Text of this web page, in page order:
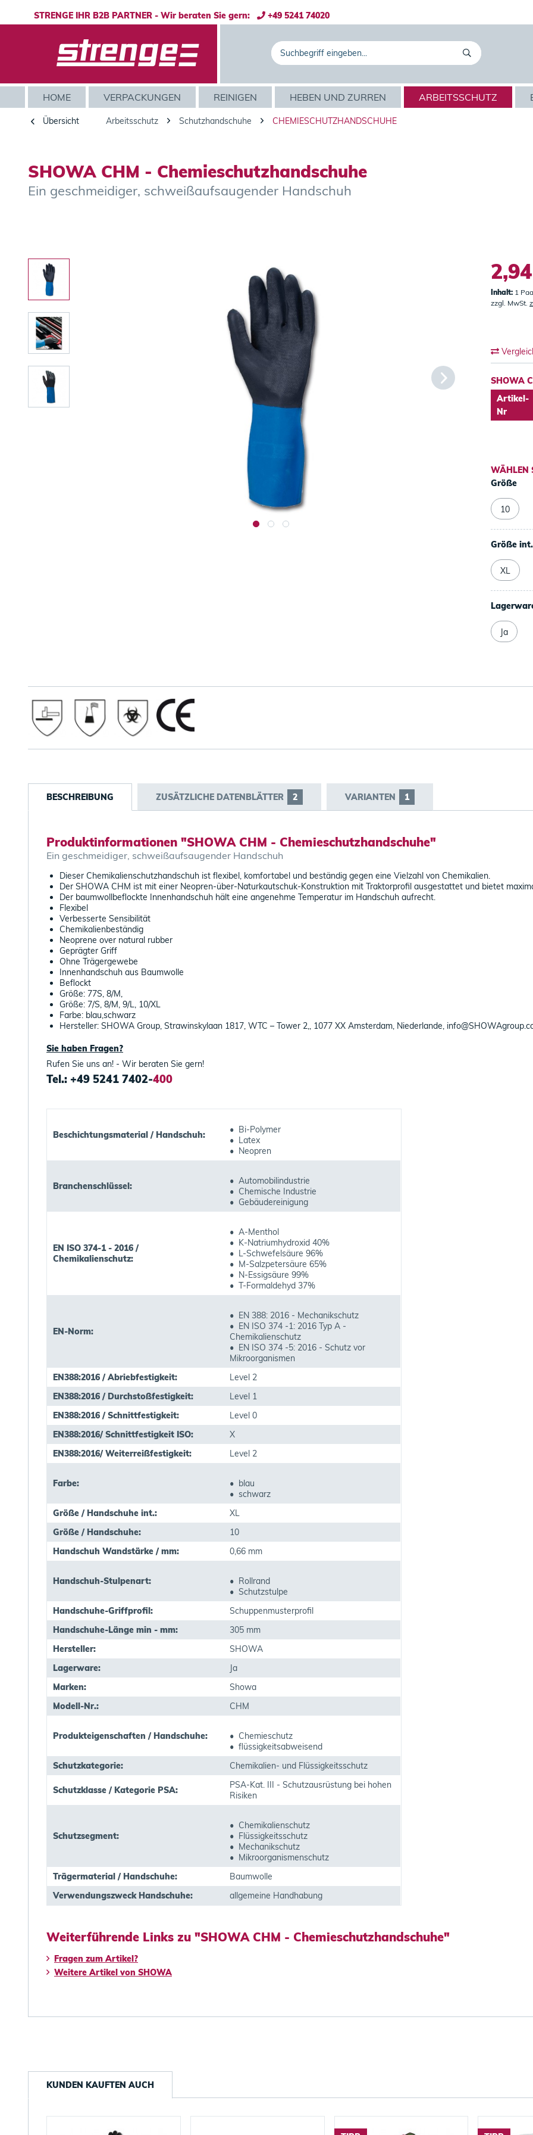
STRENGE IHR B2B PARTNER - Wir beraten Sie gern: +49 5241 74020
HOME VERPACKUNGEN REINIGEN HEBEN UND ZURREN ARBEITSSCHUTZ
Übersicht Arbeitsschutz Schutzhandschuhe CHEMIESCHUTZHANDSCHUHE
SHOWA CHM - Chemieschutzhandschuhe
Ein geschmeidiger, schweißaufsaugender Handschuh
Inhalt: 1
zzgl. MwSt.
SHOWA
Artikel-
Nr
WÄHLEN
Größe
10
Größe int.
XL
Ja
BESCHREIBUNG ZUSÄTZLICHE DATENBLÄTTER 2 VARIANTEN 1
Produktinformationen "SHOWA CHM - Chemieschutzhandschuhe"
Ein geschmeidiger, schweißaufsaugender Handschuh
Dieser Chemikalienschutzhandschuh ist flexibel, komfortabel und beständig gegen eine Vielzahl von Chemikalien.
Der SHOWA CHM ist mit einer Neopren-über-Naturkautschuk-Konstruktion mit Traktorprofil ausgestattet und bietet
Der baumwollbeflockte Innenhandschuh hält eine angenehme Temperatur im Handschuh aufrecht.
Flexibel
Verbesserte Sensibilität
Chemikalienbeständig
Neoprene over natural rubber
Geprägter Griff
Ohne Trägergewebe
Innenhandschuh aus Baumwolle
Beflockt
Größe: 77S, 8/M,
Größe: 7/S, 8/M, 9/L, 10/XL
Farbe: blau,schwarz
Hersteller: SHOWA Group, Strawinskylaan 1817, WTC – Tower 2,, 1077 XX Amsterdam, Niederlande,
Sie haben Fragen?
Rufen Sie uns an! - Wir beraten Sie gern!
Tel.: +49 5241 7402-400
Beschichtungsmaterial / Handschuh:
• Bi-Polymer
• Latex
• Neopren
Branchenschlüssel:
• Automobilindustrie
• Chemische Industrie
• Gebäudereinigung
EN ISO 374-1 - 2016 /
Chemikalienschutz:
• A-Menthol
• K-Natriumhydroxid 40%
• L-Schwefelsäure 96%
• M-Salzpetersäure 65%
• N-Essigsäure 99%
• T-Formaldehyd 37%
EN-Norm:
• EN 388: 2016 - Mechanikschutz
• EN ISO 374 -1: 2016 Typ A -
Chemikalienschutz
• EN ISO 374 -5: 2016 - Schutz vor
Mikroorganismen
EN388:2016 / Abriebfestigkeit:
Level 2
EN388:2016 / Durchstoßfestigkeit:
Level 1
EN388:2016 / Schnittfestigkeit:
Level 0
EN388:2016/ Schnittfestigkeit ISO:
X
EN388:2016/ Weiterreißfestigkeit:
Level 2
Farbe:
• blau
• schwarz
Größe / Handschuhe int.:
XL
Größe / Handschuhe:
10
Handschuh Wandstärke / mm:
0,66 mm
Handschuh-Stulpenart:
• Rollrand
• Schutzstulpe
Handschuhe-Griffprofil:
Schuppenmusterprofil
Handschuhe-Länge min - mm:
305 mm
Hersteller:
SHOWA
Lagerware:
Ja
Marken:
Showa
Modell-Nr.:
CHM
Produkteigenschaften / Handschuhe:
• Chemieschutz
• flüssigkeitsabweisend
Schutzkategorie:
Chemikalien- und Flüssigkeitsschutz
Schutzklasse / Kategorie PSA:
PSA-Kat. III - Schutzausrüstung bei hohen
Risiken
Schutzsegment:
• Chemikalienschutz
• Flüssigkeitsschutz
• Mechanikschutz
• Mikroorganismenschutz
Trägermaterial / Handschuhe:
Baumwolle
Verwendungszweck Handschuhe:
allgemeine Handhabung
Weiterführende Links zu "SHOWA CHM - Chemieschutzhandschuhe"
Fragen zum Artikel?
Weitere Artikel von SHOWA
KUNDEN KAUFTEN AUCH